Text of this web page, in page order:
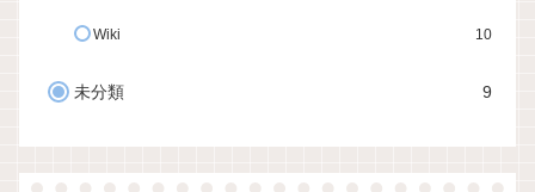
Wiki 10
未分類 9